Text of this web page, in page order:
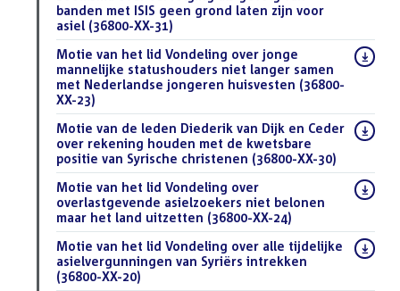
banden met ISIS geen grond laten zijn voor
asiel (36800-XX-31)
Download
bestand:
Motie van het lid Vondeling over jonge
mannelijke statushouders niet langer samen
met Nederlandse jongeren huisvesten (36800-
XX-23)
Download
bestand:
Motie van de leden Diederik van Dijk en Ceder
over rekening houden met de kwetsbare
positie van Syrische christenen (36800-XX-30)
Download
bestand:
Motie van het lid Vondeling over
overlastgevende asielzoekers niet belonen
maar het land uitzetten (36800-XX-24)
Download
bestand:
Motie van het lid Vondeling over alle tijdelijke
asielvergunningen van Syriërs intrekken
(36800-XX-20)